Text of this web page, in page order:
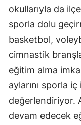
okullarıyla da
sporla dolu
basketbol,
cimnastik
eğitim alma
aylarını sporla
değerlendiriyor.
devam edecek